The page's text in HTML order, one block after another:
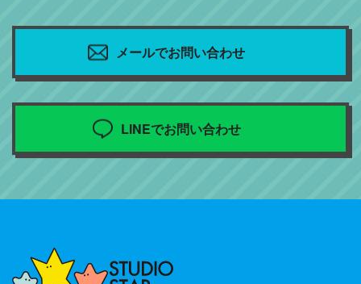
メールでお問い合わせ
LINEでお問い合わせ